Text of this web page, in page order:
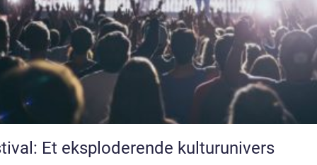
Et eksploderende kulturunivers